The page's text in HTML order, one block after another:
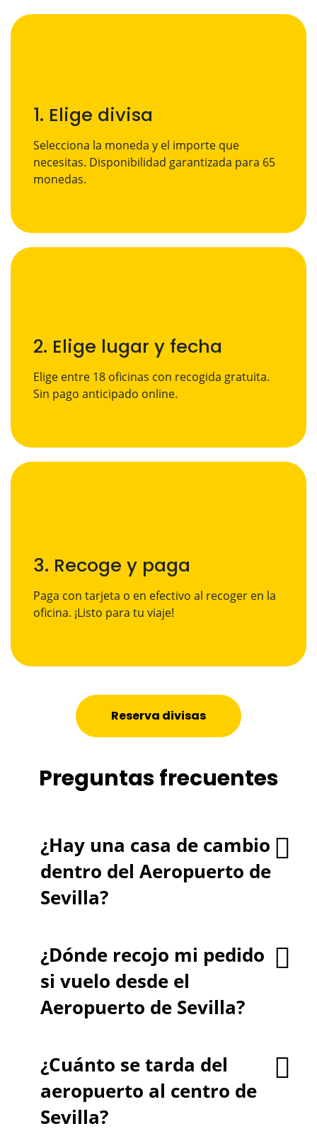
1. Elige divisa
Selecciona la moneda y el importe que
necesitas. Disponibilidad garantizada para 65
monedas.
2. Elige lugar y fecha
Elige entre 18 oficinas con recogida gratuita.
Sin pago anticipado online.
3. Recoge y paga
Paga con tarjeta o en efectivo al recoger en la
oficina. ¡Listo para tu viaje!
Reserva divisas
Preguntas frecuentes
¿Hay una casa de cambio
dentro del Aeropuerto de
Sevilla?
¿Dónde recojo mi pedido
si vuelo desde el
Aeropuerto de Sevilla?
¿Cuánto se tarda del
aeropuerto al centro de
Sevilla?